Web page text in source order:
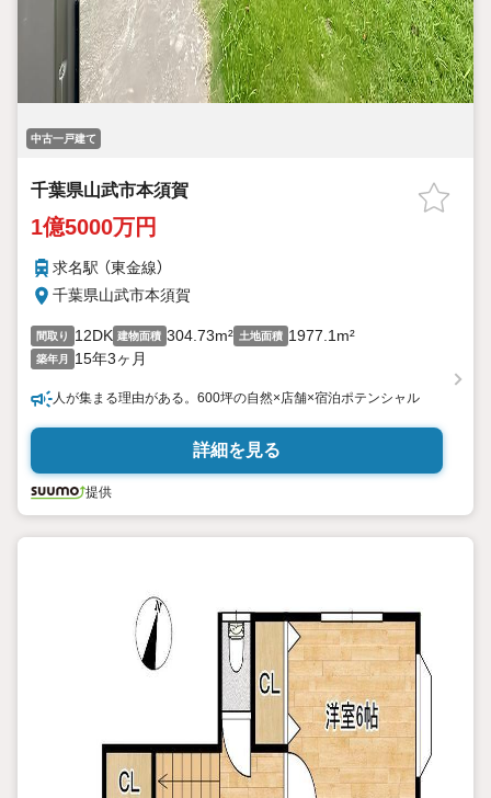
中古一戸建て
千葉県山武市本須賀
1億5000万円
求名駅 （東金線）
千葉県山武市本須賀
間取り 12DK 建物面積 304.73m² 土地面積 1977.1m²
築年月 15年3ヶ月
人が集まる理由がある。600坪の自然×店舗×宿泊ポテンシャル
詳細を見る
提供